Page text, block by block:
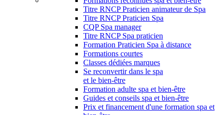
Titre RNCP Praticien animateur de Spa
Titre RNCP Praticien Spa
CQP Spa manager
Titre RNCP Spa praticien
Formation Praticien Spa à distance
Formations courtes
Classes dédiées marques
Se reconvertir dans le spa
et le bien-être
Formation adulte spa et bien-être
Guides et conseils spa et bien-être
Prix et financement d'une formation spa et